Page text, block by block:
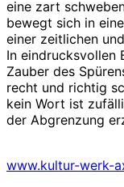
eine zart
bewegt sich in
einer zeitlichen
In eindrucksvollen
Zauber des
recht und richtig
kein Wort ist
der Abgrenzung
www.kultur-werk-